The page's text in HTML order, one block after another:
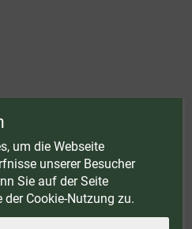
Barauszahlung möglich. Nicht mit
rabattierte Sets.
Versandkosten
GmbH & Co. KG: LAVA - Vakuumiergeräte
Kühlzellen
um die Webseite
unserer Besucher
Sie auf der Seite
Cookie-Nutzung zu.